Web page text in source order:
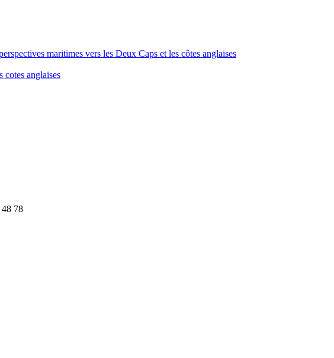
maritimes vers les Deux Caps et les côtes anglaises
cotes anglaises
78